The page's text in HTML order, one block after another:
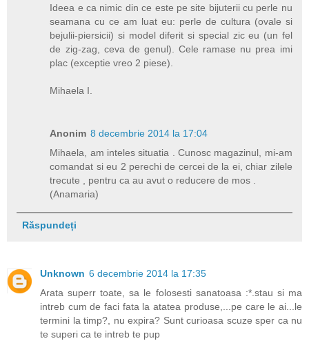
Ideea e ca nimic din ce este pe site bijuterii cu perle nu
seamana cu ce am luat eu: perle de cultura (ovale si
bejulii-piersicii) si model diferit si special zic eu (un fel
de zig-zag, ceva de genul). Cele ramase nu prea imi
plac (exceptie vreo 2 piese).
Mihaela I.
Anonim 8 decembrie 2014 la 17:04
Mihaela, am inteles situatia . Cunosc magazinul, mi-am
comandat si eu 2 perechi de cercei de la ei, chiar zilele
trecute , pentru ca au avut o reducere de mos .
(Anamaria)
Răspundeți
Unknown 6 decembrie 2014 la 17:35
Arata superr toate, sa le folosesti sanatoasa :*.stau si ma
intreb cum de faci fata la atatea produse,...pe care le ai...le
termini la timp?, nu expira? Sunt curioasa scuze sper ca nu
te superi ca te intreb te pup